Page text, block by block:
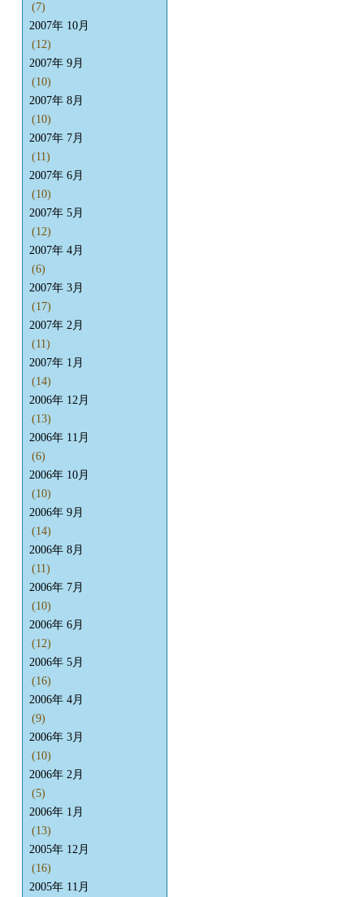
(7)
2007年 10月
(12)
2007年 9月
(10)
2007年 8月
(10)
2007年 7月
(11)
2007年 6月
(10)
2007年 5月
(12)
2007年 4月
(6)
2007年 3月
(17)
2007年 2月
(11)
2007年 1月
(14)
2006年 12月
(13)
2006年 11月
(6)
2006年 10月
(10)
2006年 9月
(14)
2006年 8月
(11)
2006年 7月
(10)
2006年 6月
(12)
2006年 5月
(16)
2006年 4月
(9)
2006年 3月
(10)
2006年 2月
(5)
2006年 1月
(13)
2005年 12月
(16)
2005年 11月